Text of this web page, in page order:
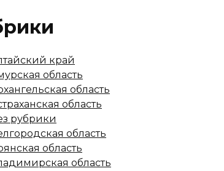
край
область
область
область
рубрики
область
область
область